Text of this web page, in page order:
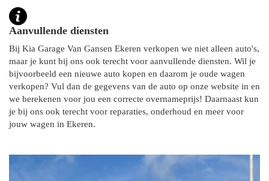
Aanvullende diensten
Bij Kia Garage Van Gansen Ekeren verkopen we niet alleen auto's,
maar je kunt bij ons ook terecht voor aanvullende diensten. Wil je
bijvoorbeeld een nieuwe auto kopen en daarom je oude wagen
verkopen? Vul dan de gegevens van de auto op onze website in en
we berekenen voor jou een correcte overnameprijs! Daarnaast kun
je bij ons ook terecht voor reparaties, onderhoud en meer voor
jouw wagen in Ekeren.